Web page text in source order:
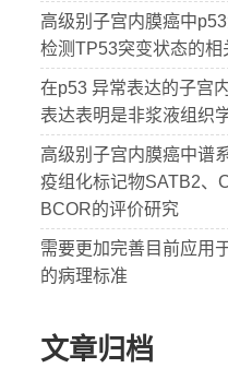
高级别子宫内膜癌中
检测TP53突变状态的相
在p53 异常表达的子宫
表达表明是非浆液组织
高级别子宫内膜癌中谱
疫组化标记物SATB2、
BCOR的评价研究
需要更加完善目前应用
的病理标准
文章归档